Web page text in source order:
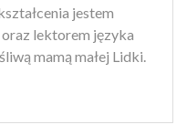
jestem
lektorem języka
mamą małej Lidki.